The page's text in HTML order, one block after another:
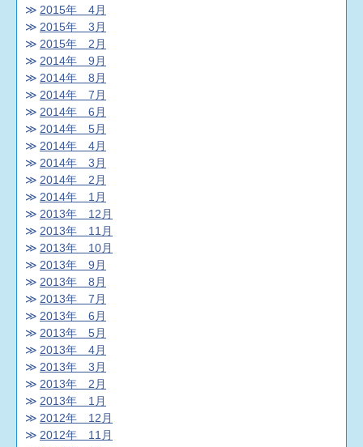
2015年 4月
2015年 3月
2015年 2月
2014年 9月
2014年 8月
2014年 7月
2014年 6月
2014年 5月
2014年 4月
2014年 3月
2014年 2月
2014年 1月
2013年 12月
2013年 11月
2013年 10月
2013年 9月
2013年 8月
2013年 7月
2013年 6月
2013年 5月
2013年 4月
2013年 3月
2013年 2月
2013年 1月
2012年 12月
2012年 11月